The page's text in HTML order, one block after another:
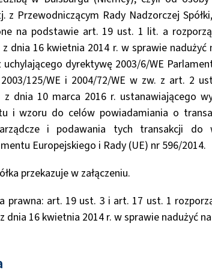
z Przewodniczącym Rady Nadzorczej
na podstawie art. 19 ust. 1 lit. a
dnia 16 kwietnia 2014 r. w sprawie
uchylającego dyrektywę 2003/6/WE
125/WE i 2004/72/WE w zw. z art. 2
z dnia 10 marca 2016 r. ustanawiającego
i wzoru do celów powiadamiania o
i podawania tych transakcji do
Europejskiego i Rady (UE) nr 596/2014.
przekazuje w załączeniu.
prawna: art. 19 ust. 3 i art. 17 ust. 1
dnia 16 kwietnia 2014 r. w sprawie nadużyć